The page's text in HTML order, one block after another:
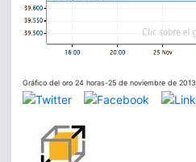
Gráfico del oro 24 horas-25 de noviembre de 2013